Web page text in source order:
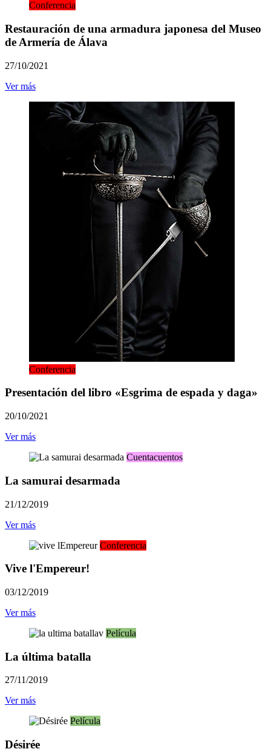
Conferencia
Restauración de una armadura japonesa del Museo
de Armería de Álava
27/10/2021
Ver más
Conferencia
Presentación del libro «Esgrima de espada y daga»
20/10/2021
Ver más
Cuentacuentos
La samurai desarmada
21/12/2019
Ver más
Conferencia
Vive l'Empereur!
03/12/2019
Ver más
Película
La última batalla
27/11/2019
Ver más
Película
Désirée